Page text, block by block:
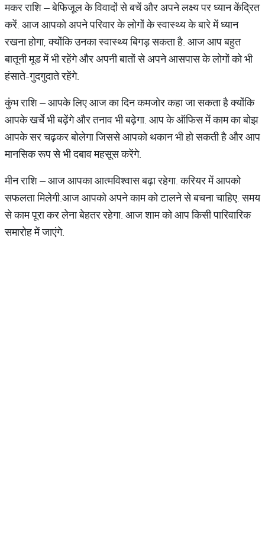
मकर राशि – बेफिजूल के विवादों से बचें और अपने लक्ष्य पर ध्यान केंद्रित
करें. आज आपको अपने परिवार के लोगों के स्वास्थ्य के बारे में ध्यान
रखना होगा, क्योंकि उनका स्वास्थ्य बिगड़ सकता है. आज आप बहुत
बातूनी मूड में भी रहेंगे और अपनी बातों से अपने आसपास के लोगों को भी
हंसाते-गुदगुदाते रहेंगे.
कुंभ राशि – आपके लिए आज का दिन कमजोर कहा जा सकता है क्योंकि
आपके खर्चे भी बढ़ेंगे और तनाव भी बढ़ेगा. आप के ऑफिस में काम का बोझ
आपके सर चढ़कर बोलेगा जिससे आपको थकान भी हो सकती है और आप
मानसिक रूप से भी दबाव महसूस करेंगे.
मीन राशि – आज आपका आत्मविश्वास बढ़ा रहेगा. करियर में आपको
सफलता मिलेगी.आज आपको अपने काम को टालने से बचना चाहिए. समय
से काम पूरा कर लेना बेहतर रहेगा. आज शाम को आप किसी पारिवारिक
समारोह में जाएंगे.